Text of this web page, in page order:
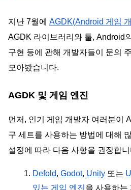
지난 7월에 AGDK(Android 게임
AGDK 라이브러리와 툴, Android
구현 등에 관해 개발자들이 문의
모아봤습니다.
AGDK 및 게임 엔진
먼저, 인기 게임 개발자 여러분이
구 세트를 사용하는 방법에 대해
설정에 따라 다음 사항을 권장합니
Defold, Godot, Unity 또는
있는 게임 엔진을 사용하는